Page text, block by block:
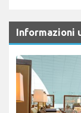
Informazioni